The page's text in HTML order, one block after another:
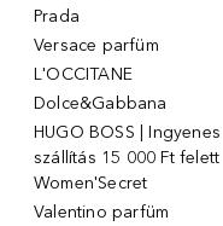
Prada
Versace parfüm
L'OCCITANE
Dolce&Gabbana
HUGO BOSS | Ingyenes
szállítás 15 000 Ft felett
Women'Secret
Valentino parfüm